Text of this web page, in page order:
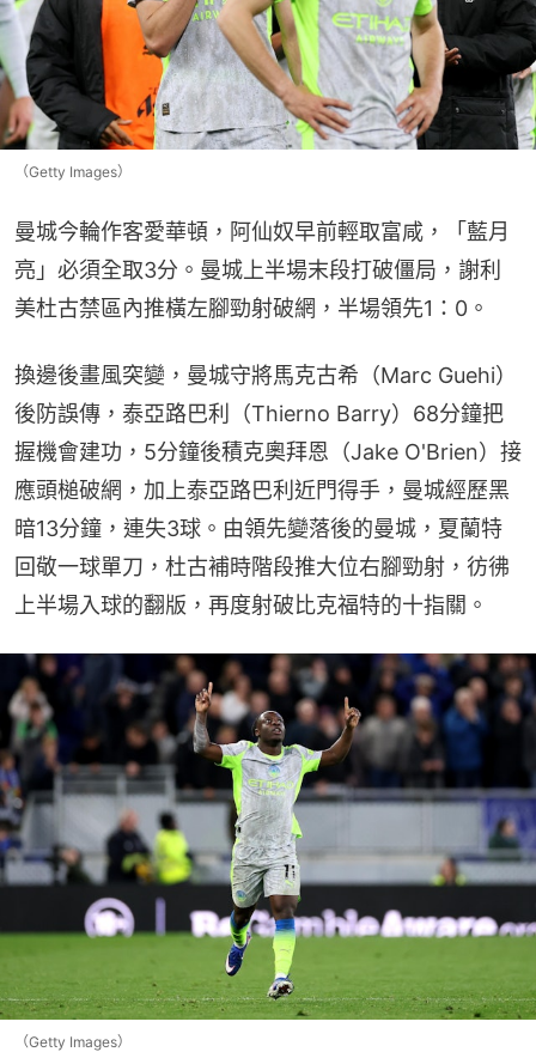
（Getty Images）
曼城今輪作客愛華頓，阿仙奴早前輕取富咸，「藍月
亮」必須全取3分。曼城上半場末段打破僵局，謝利
美杜古禁區內推橫左腳勁射破網，半場領先1：0。
換邊後畫風突變，曼城守將馬克古希（Marc Guehi）
後防誤傳，泰亞路巴利（Thierno Barry）68分鐘把
握機會建功，5分鐘後積克奧拜恩（Jake O'Brien）接
應頭槌破網，加上泰亞路巴利近門得手，曼城經歷黑
暗13分鐘，連失3球。由領先變落後的曼城，夏蘭特
回敬一球單刀，杜古補時階段推大位右腳勁射，彷彿
上半場入球的翻版，再度射破比克福特的十指關。
（Getty Images）